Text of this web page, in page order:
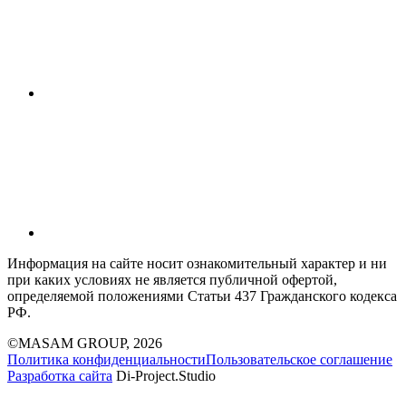
Информация на сайте носит ознакомительный характер и ни
при каких условиях не является публичной офертой,
определяемой положениями Статьи 437 Гражданского кодекса
РФ.
©MASAM GROUP, 2026
Политика конфиденциальностиПользовательское соглашение
Разработка сайта Di-Project.Studio